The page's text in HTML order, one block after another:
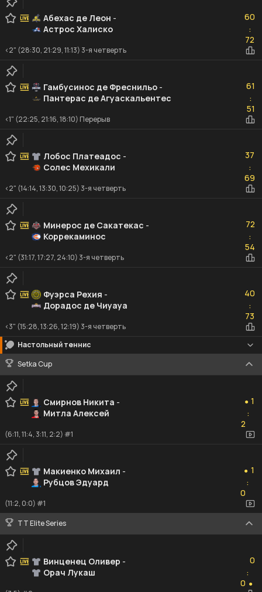
Абехас де Леон -
Астрос Халиско
60
:72
72
<2" (28:30, 21:29, 11:13) 3-я четверть
Гамбусинос де Фреснильо -
Пантерас де Агуаскальентес
61
:51
51
<1" (22:25, 21:16, 18:10) Перерыв
Лобос Платеадос -
Солес Мехикали
37
:69
69
<2" (14:14, 13:30, 10:25) 3-я четверть
Минерос де Сакатекас -
Коррекаминос
72
:54
54
<2" (31:17, 17:27, 24:10) 3-я четверть
Фуэрса Рехия -
Дорадос де Чиуауа
40
:73
73
<3" (15:28, 13:26, 12:19) 3-я четверть
Настольный теннис
Setka Cup
Смирнов Никита -
Митла Алексей
● 1
:
2
(6:11, 11:4, 3:11, 2:2) #1
Макиенко Михаил -
Рубцов Эдуард
● 1
:
0
(11:2, 0:0) #1
TT Elite Series
Винценец Оливер -
Орач Лукаш
0
:
0 ●